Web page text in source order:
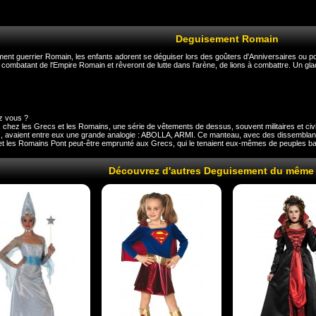
Deguisement Romain
guerrier Romain, les enfants adorent se déguiser lors des goûters d'Anniversaires ou
de l'Empire Romain et rêveront de lutte dans l'arène, de lions à combattre. Un
vous ?
chez les Grecs et les Romains, une série de vêtements de dessus, souvent militaires et
avaient entre eux une grande analogie : ABOLLA, ARMI. Ce manteau, avec des
les Romains Pont peut-être emprunté aux Grecs, qui le tenaient eux-mêmes de peuples
Découvrez d'autres Deguisement du même